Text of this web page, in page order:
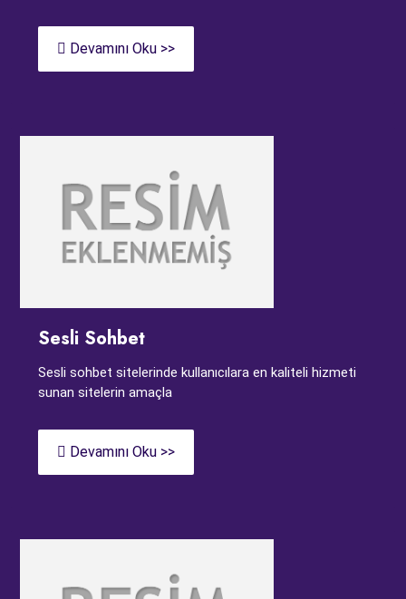
Devamını Oku >>
Sesli Sohbet
Sesli sohbet sitelerinde kullanıcılara en kaliteli hizmeti
sunan sitelerin amaçla
Devamını Oku >>